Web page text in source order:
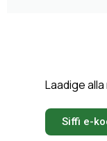
Laadige
Siffi e-